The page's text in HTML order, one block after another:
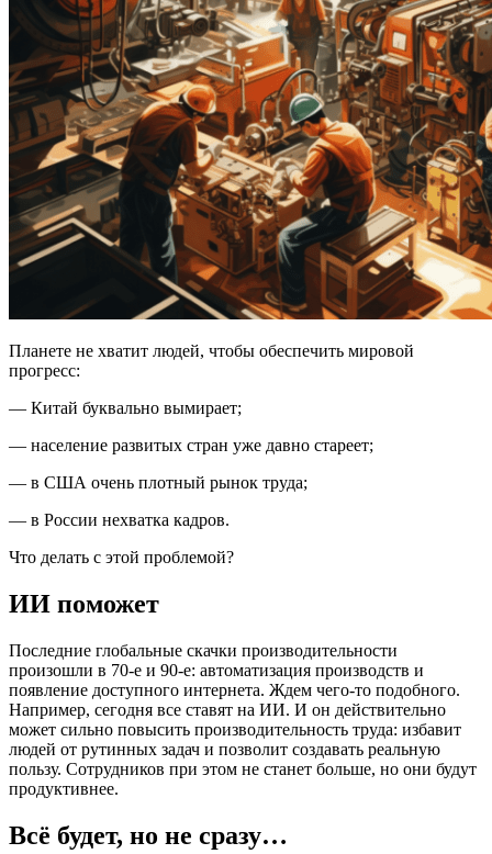
Планете не хватит людей, чтобы обеспечить мировой
прогресс:
— Китай буквально вымирает;
— население развитых стран уже давно стареет;
— в США очень плотный рынок труда;
— в России нехватка кадров.
Что делать с этой проблемой?
ИИ поможет
Последние глобальные скачки производительности
произошли в 70-е и 90-е: автоматизация производств и
появление доступного интернета. Ждем чего-то подобного.
Например, сегодня все ставят на ИИ. И он действительно
может сильно повысить производительность труда: избавит
людей от рутинных задач и позволит создавать реальную
пользу. Сотрудников при этом не станет больше, но они будут
продуктивнее.
Всё будет, но не сразу…